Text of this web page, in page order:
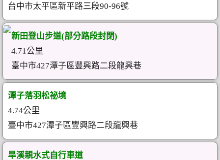
台中市太平區新平路三段90-96號
新田登山步道(部分路段封閉)
4.71公里
臺中市427潭子區豐興路二段龍興巷
潭子落羽松祕境
4.74公里
臺中市427潭子區豐興路二段龍興巷
旱溪親水式自行車道